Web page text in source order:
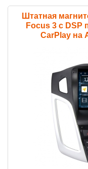
Штатная
Focus 3 с
CarPlay на